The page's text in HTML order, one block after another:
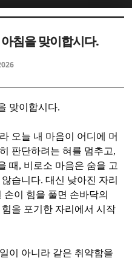
침을 맞이합시다.
맞이합시다.
오늘 내 마음이 어디에 머
판단하려는 혀를 멈추고,
때 , 비로소 마음은 숨을 고
습니다.대신 낮아진 자리
손이 힘을 풀면 손바닥의
을 포기한 자리에서 시작
이 아니라 같은 취약함을
치북5
치북5
치북5
치북5